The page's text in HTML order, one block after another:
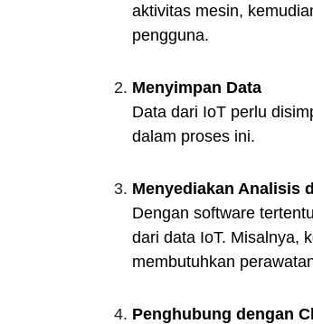
aktivitas mesin,
pengguna.
Menyimpan Data
Data dari IoT perlu
dalam proses ini.
Menyediakan Analisis
Dengan software
dari data IoT. Misalnya,
membutuhkan
Penghubung dengan